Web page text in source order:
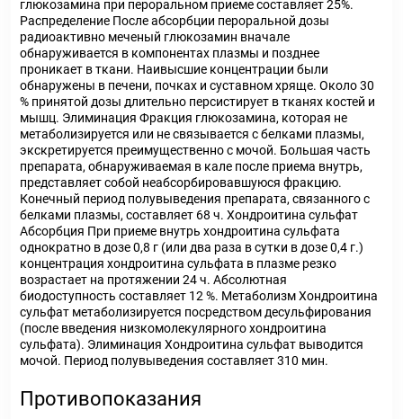
глюкозамина при пероральном приеме составляет 25%.
Распределение После абсорбции пероральной дозы
радиоактивно меченый глюкозамин вначале
обнаруживается в компонентах плазмы и позднее
проникает в ткани. Наивысшие концентрации были
обнаружены в печени, почках и суставном хряще. Около 30
% принятой дозы длительно персистирует в тканях костей и
мышц. Элиминация Фракция глюкозамина, которая не
метаболизируется или не связывается с белками плазмы,
экскретируется преимущественно с мочой. Большая часть
препарата, обнаруживаемая в кале после приема внутрь,
представляет собой неабсорбировавшуюся фракцию.
Конечный период полувыведения препарата, связанного с
белками плазмы, составляет 68 ч. Хондроитина сульфат
Абсорбция При приеме внутрь хондроитина сульфата
однократно в дозе 0,8 г (или два раза в сутки в дозе 0,4 г.)
концентрация хондроитина сульфата в плазме резко
возрастает на протяжении 24 ч. Абсолютная
биодоступность составляет 12 %. Метаболизм Хондроитина
сульфат метаболизируется посредством десульфирования
(после введения низкомолекулярного хондроитина
сульфата). Элиминация Хондроитина сульфат выводится
мочой. Период полувыведения составляет 310 мин.
Противопоказания